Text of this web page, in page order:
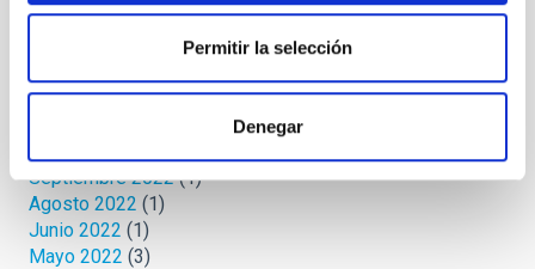
Permitir la selección
Denegar
Junio 2024(2)
Marzo 2024(1)
Septiembre 2022(1)
Agosto 2022 (1)
Junio 2022 (1)
Mayo 2022 (3)